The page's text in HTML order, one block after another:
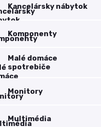
Kancelársky nábytok
Komponenty
Malé domáce
spotrebiče
Monitory
Multimédia